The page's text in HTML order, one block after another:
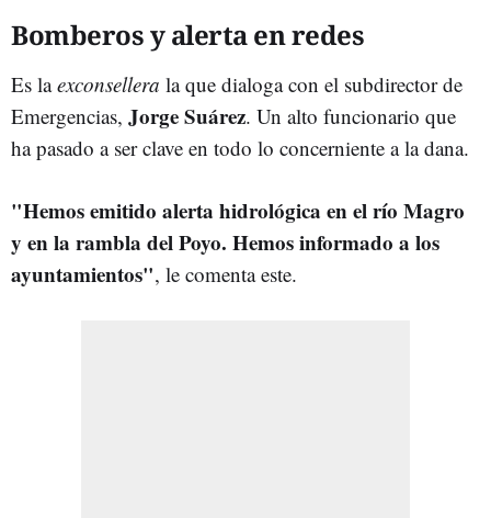
Bomberos y alerta en redes
Es laexconsellera la que dialoga con el subdirector de
Emergencias, Jorge Suárez. Un alto funcionario que
ha pasado a ser clave en todo lo concerniente a la dana.
"Hemos emitido alerta hidrológica en el río Magro
y en la rambla del Poyo. Hemos informado a los
ayuntamientos", le comenta este.